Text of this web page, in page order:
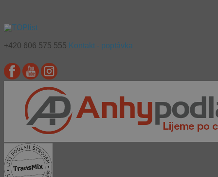
+420 606 575 555 Kontakt - poptávka